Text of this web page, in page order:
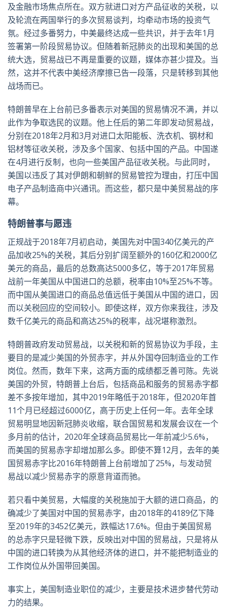
及金融市场焦点所在。双方就进口对方产品征收的关税，以
及轮流在两国举行的多次贸易谈判，均牵动市场的投资气
氛。经过多番努力，中美最终达成一些共识，并于去年1月
签署第一阶段贸易协议。但随着新冠肺炎的出现和美国的总
统大选，贸易战已不再是重要的议题，媒体亦甚少提及。当
然，这并不代表中美经济摩擦已告一段落，只是转移到其他
战场而已。
特朗普早在上台前已多番表示对美国的贸易情况不满，并以
此作为争取选民的议题。他上任后的第二年即发动贸易战，
分别在2018年2月和3月对进口太阳能板、洗衣机、钢材和
铝材等征收关税，涉及多个国家、包括中国的产品。中国遂
在4月进行反制，也向一些美国产品征收关税。与此同时，
美国以违反了其对伊朗和朝鲜的贸易管控为理由，打压中国
电子产品制造商中兴通讯。而这些，都只是中美贸易战的序
幕。
特朗普事与愿违
正规战于2018年7月初启动，美国先对中国340亿美元的产
品加收25%的关税，其后分别扩阔至额外的160亿和2000亿
美元的商品，最后的总数高达5000多亿，等于2017年贸易
战前一年美国从中国进口的总额，税率由10%至25%不等。
而中国从美国进口的商品总值远低于美国从中国的进口，因
而以关税回应的空间较小。即使这样，双方你来我往，涉及
数千亿美元的商品和高达25%的税率，战况堪称激烈。
特朗普政府发动贸易战，以关税和新的贸易协议为手段，主
要目的是减少美国的外贸赤字，并从外国夺回制造业的工作
岗位。然而，数年下来，这两方面的成绩都乏善可陈。先说
美国的外贸，特朗普上台后，包括商品和服务的贸易赤字都
差不多按年增加，其中2019年略低于2018年，但2020年首
11个月已经超过6000亿，高于历史上任何一年。去年全球
贸易明显地因新冠肺炎收缩，联合国贸易和发展会议在一个
多月前的估计，2020年全球商品贸易比一年前减少5.6%，
而美国的贸易赤字却增加那么多。即使不算12月，去年的美
国贸易赤字比2016年特朗普上台前增加了25%，与发动贸
易战以减少贸易赤字的原意背道而驰。
若只看中美贸易，大幅度的关税施加于大额的进口商品，的
确减少了美国对中国的贸易赤字，由2018年的4189亿下降
至2019年的3452亿美元，跌幅达17.6%。但由于美国贸易
的总赤字只是轻微下跌，反映出对中国的贸易战，只是将从
中国的进口转换为从其他经济体的进口，并不能把制造业的
工作岗位从外国带回美国。
事实上，美国制造业职位的减少，主要是技术进步替代劳动
力的结果。